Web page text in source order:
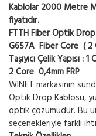
Kablolar 2000 Metre
fiyatıdır.
FTTH Fiber Optik
G657A Fiber Core ( 2
Taşıyıcı Çelik Yapısı :
2 Core 0,4mm FRP
WINET markasının
Optik Drop Kablosu,
optik çözümüdür. Bu
seçenekleriyle farklı